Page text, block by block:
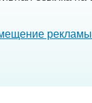
рекламы